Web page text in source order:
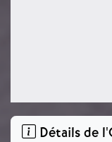
Détails de